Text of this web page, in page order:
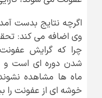
اگرچه نتایج بدست
وی اضافه می کند:
چرا که گرایش عفونت
شدن دوره ای است و
ماه ها مشاهده
خوشه ای از عفونت را